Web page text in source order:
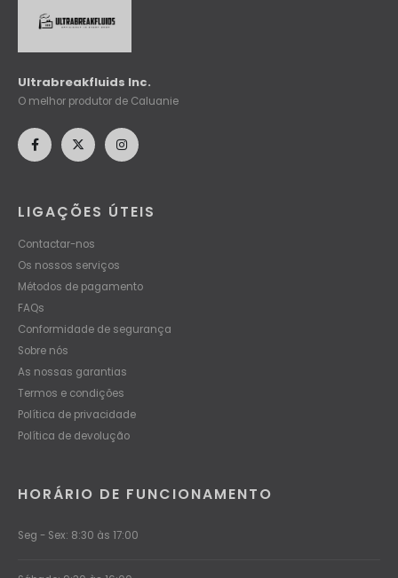
Ultrabreakfluids Inc.
O melhor produtor de Caluanie
LIGAÇÕES ÚTEIS
Contactar-nos
Os nossos serviços
Métodos de pagamento
FAQs
Conformidade de segurança
Sobre nós
As nossas garantias
Termos e condições
Política de privacidade
Política de devolução
HORÁRIO DE FUNCIONAMENTO
Seg - Sex: 8:30 às 17:00